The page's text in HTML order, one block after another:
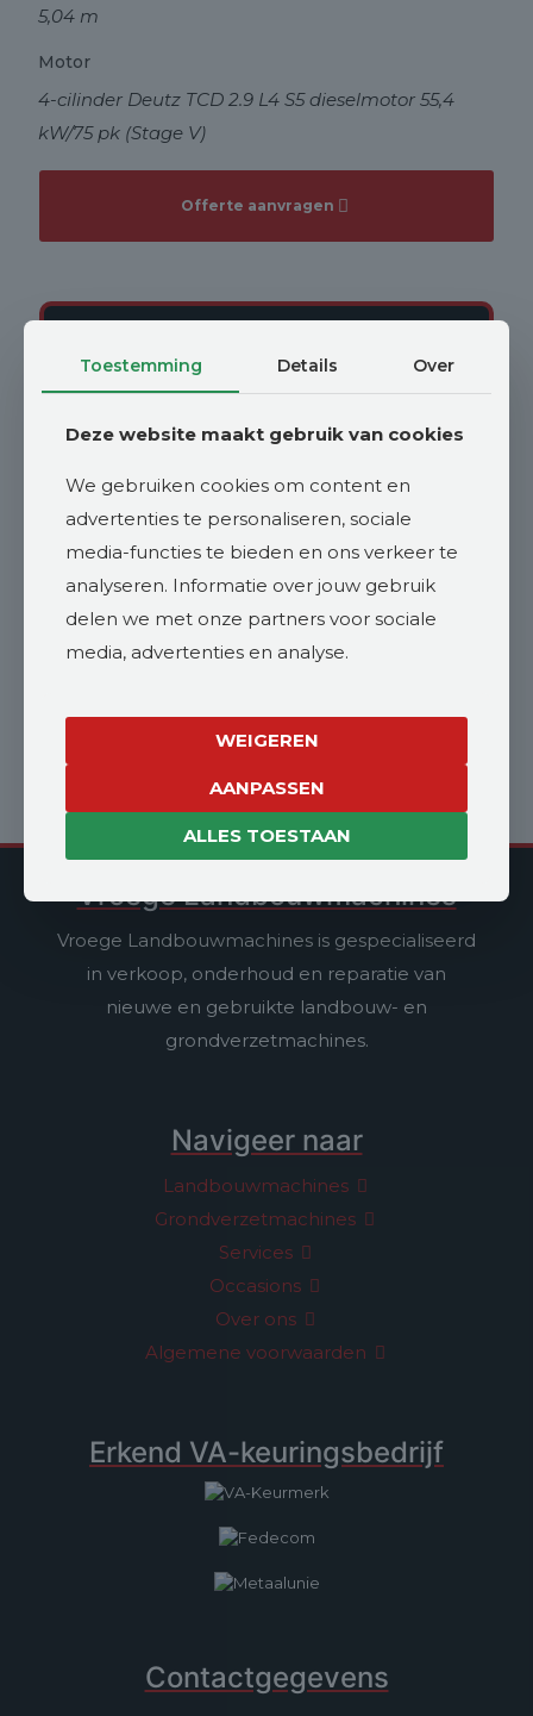
5,04 m
Motor
4-cilinder Deutz TCD 2.9 L4 S5 dieselmotor 55,4
kW/75 pk (Stage V)
Offerte aanvragen
johan@vroegelandbouwmachines.nl
WhatsApp
Offerte aanvragen
Vroege Landbouwmachines
Vroege Landbouwmachines is gespecialiseerd
in verkoop, onderhoud en reparatie van
nieuwe en gebruikte landbouw- en
grondverzetmachines.
Navigeer naar
Landbouwmachines
Grondverzetmachines
Services
Occasions
Over ons
Algemene voorwaarden
Erkend VA-keuringsbedrijf
Contactgegevens
Toestemming Details Over
Deze website maakt gebruik van cookies
We gebruiken cookies om content en
advertenties te personaliseren, sociale
media-functies te bieden en ons verkeer te
analyseren. Informatie over jouw gebruik
delen we met onze partners voor sociale
media, advertenties en analyse.
WEIGEREN
AANPASSEN
ALLES TOESTAAN